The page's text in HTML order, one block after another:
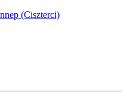
(Ciszterci)